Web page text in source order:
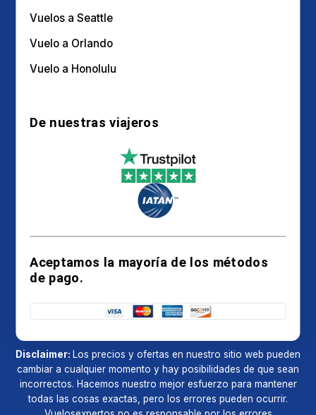
Vuelos a Seattle
Vuelo a Orlando
Vuelo a Honolulu
De nuestras viajeros
Aceptamos la mayoría de los métodos
de pago.
Vuelosexpertos, una confiable página web de búsqueda de
viajes en línea que asiste a los viajeros para encontrar la
información necesaria, tiene su oficina registrada en 9392
Avenida Juárez, Guerrero, Cancún 67398, Mexico. Los vuelos
escapadas nacionales hasta aventuras internacionales,
hacemos que la reserva sea sencilla y sin estrés. Desde
escapadas nacionales hasta aventuras internacionales,
hacemos que reservar sea sencillo y sin estrés. Número de
info@vuelosexpertos.com© Derechos de autor ©2026
Disclaimer: Los precios y ofertas en nuestro sitio web pueden
cambiar a cualquier momento y hay posibilidades de que sean
incorrectos. Hacemos nuestro mejor esfuerzo para mantener
todas las cosas exactas, pero los errores pueden ocurrir.